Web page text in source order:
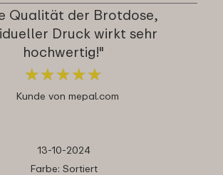
Qualität der Brotdose,
Druck wirkt sehr
hochwertig!"
★★★★★
★★★★★
Kunde von mepal.com
13-10-2024
Farbe: Sortiert